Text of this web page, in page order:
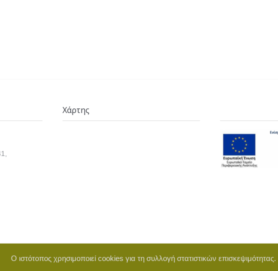
Χάρτης
© 2021 euepixeirein.gr | Developed by BigWebTheory
Ο ιστότοπος χρησιμοποιεί cookies για τη συλλογή στατιστικών επισκεψιμότητας.